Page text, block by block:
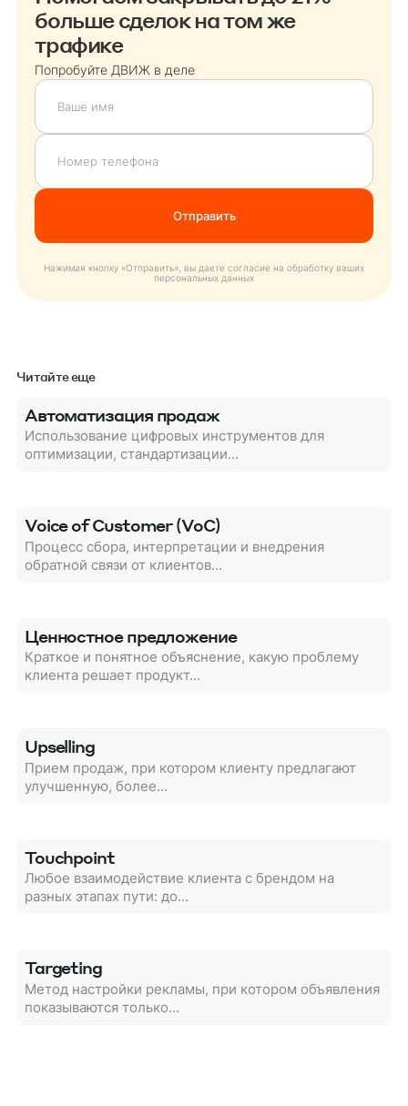
больше сделок на том же
трафике
Попробуйте ДВИЖ в деле
Нажимая кнопку «Отправить», вы даете согласие на обработку ваших
персональных данных
Читайте еще
Автоматизация продаж
Использование цифровых инструментов для
оптимизации, стандартизации...
Voice of Customer (VoC)
Процесс сбора, интерпретации и внедрения
обратной связи от клиентов...
Ценностное предложение
Краткое и понятное объяснение, какую проблему
клиента решает продукт...
Upselling
Прием продаж, при котором клиенту предлагают
улучшенную, более...
Touchpoint
Любое взаимодействие клиента с брендом на
разных этапах пути: до...
Targeting
Метод настройки рекламы, при котором объявления
показываются только...